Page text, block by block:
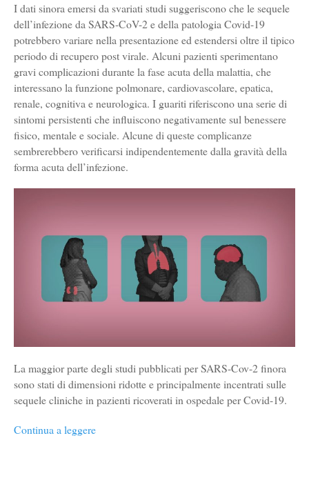
I dati sinora emersi da svariati studi suggeriscono che le sequele
dell’infezione da SARS-CoV-2 e della patologia Covid-19
potrebbero variare nella presentazione ed estendersi oltre il tipico
periodo di recupero post virale. Alcuni pazienti sperimentano
gravi complicazioni durante la fase acuta della malattia, che
interessano la funzione polmonare, cardiovascolare, epatica,
renale, cognitiva e neurologica. I guariti riferiscono una serie di
sintomi persistenti che influiscono negativamente sul benessere
fisico, mentale e sociale. Alcune di queste complicanze
sembrerebbero verificarsi indipendentemente dalla gravità della
forma acuta dell’infezione.
La maggior parte degli studi pubblicati per SARS-Cov-2 finora
sono stati di dimensioni ridotte e principalmente incentrati sulle
sequele cliniche in pazienti ricoverati in ospedale per Covid-19.
Continua a leggere